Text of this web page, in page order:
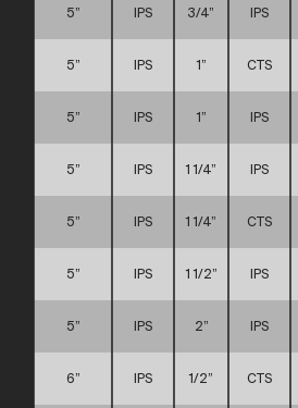
5” IPS 3/4” IPS
5” IPS 1” CTS
5” IPS 1” IPS
5” IPS 1 1/4” IPS
5” IPS 1 1/4” CTS
5” IPS 1 1/2” IPS
5” IPS 2” IPS
6” IPS 1/2” CTS